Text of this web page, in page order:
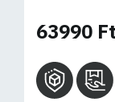
63990 Ft